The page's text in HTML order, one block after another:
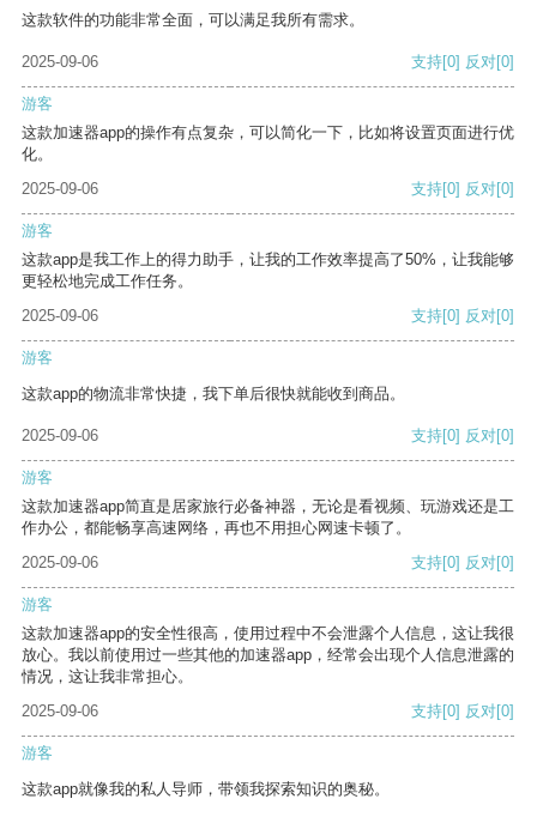
这款软件的功能非常全面，可以满足我所有需求。
2025-09-06 支持[0] 反对[0]
游客
这款加速器app的操作有点复杂，可以简化一下，比如将设置页面进行优
化。
2025-09-06
支持[0] 反对[0]
游客
这款app是我工作上的得力助手，让我的工作效率提高了50%，让我能够
更轻松地完成工作任务。
2025-09-06
支持[0] 反对[0]
游客
这款app的物流非常快捷，我下单后很快就能收到商品。
2025-09-06 支持[0] 反对[0]
游客
这款加速器app简直是居家旅行必备神器，无论是看视频、玩游戏还是工
作办公，都能畅享高速网络，再也不用担心网速卡顿了。
2025-09-06
支持[0] 反对[0]
游客
这款加速器app的安全性很高，使用过程中不会泄露个人信息，这让我很
放心。我以前使用过一些其他的加速器app，经常会出现个人信息泄露的
情况，这让我非常担心。
2025-09-06
支持[0] 反对[0]
游客
这款app就像我的私人导师，带领我探索知识的奥秘。